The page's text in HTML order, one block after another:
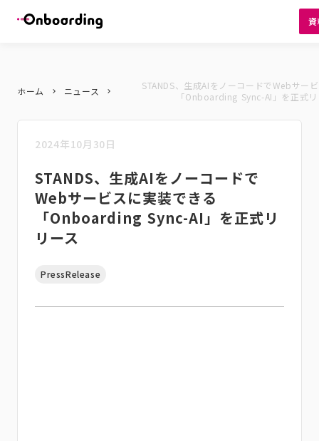
ホーム keyboard_arrow_right ニュース keyboard_arrow_right
STANDS、生成AIをノーコードでWebサー
「Onboarding Sync-AI」を正式
2024年10月30日
STANDS、生成AIをノーコードで
Webサービスに実装できる
「Onboarding Sync-AI」を正式リ
リース
PressRelease